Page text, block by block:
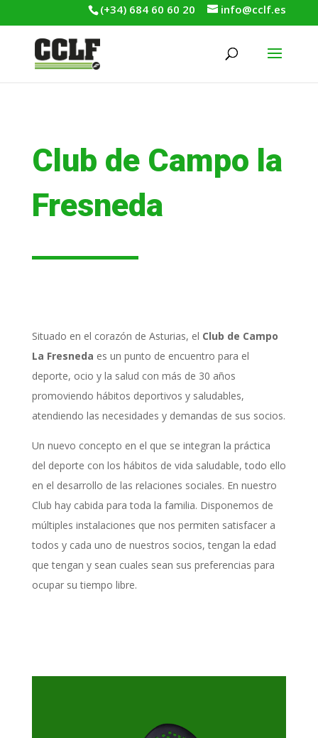
(+34) 684 60 60 20 info@cclf.es
Club de Campo la
Fresneda
Situado en el corazón de Asturias, el Club de Campo
La Fresneda es un punto de encuentro para el
deporte, ocio y la salud con más de 30 años
promoviendo hábitos deportivos y saludables,
atendiendo las necesidades y demandas de sus socios.
Un nuevo concepto en el que se integran la práctica
del deporte con los hábitos de vida saludable, todo ello
en el desarrollo de las relaciones sociales. En nuestro
Club hay cabida para toda la familia. Disponemos de
múltiples instalaciones que nos permiten satisfacer a
todos y cada uno de nuestros socios, tengan la edad
que tengan y sean cuales sean sus preferencias para
ocupar su tiempo libre.